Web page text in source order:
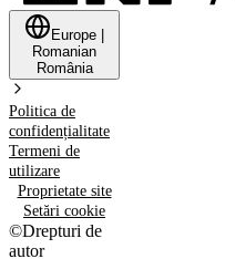
Europe
Romanian
România
Politica de
confidențialitate
Termeni de
utilizare
Proprietate site
Setări cookie
©Drepturi de
autor